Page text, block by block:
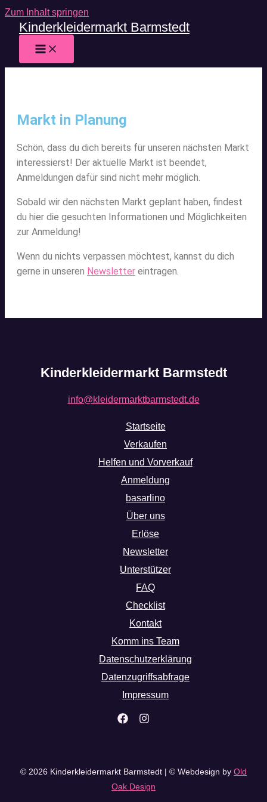
Zum Inhalt springen
Kinderkleidermarkt Barmstedt
Markt in Planung
Schön, dass du dich bereits für unseren nächsten Markt
interessierst! Der aktuelle Markt ist beendet,
Anmeldungen dafür sind nicht mehr möglich.
Sobald wir den nächsten Markt geplant haben, findest
du hier die gesuchten Informationen und Möglichkeiten
zur Anmeldung!
Wenn du nichts verpassen möchtest, kannst du dich
gerne in unseren Newsletter eintragen.
Kinderkleidermarkt Barmstedt
info@kleidermarktbarmstedt.de
Startseite
Verkaufen
Helfen und Vorverkauf
Anmeldung
basarlino
Über uns
Erlöse
Newsletter
Unterstützer
FAQ
Checklist
Kontakt
Komm ins Team
Datenschutzerklärung
Datenzugriffsabfrage
Impressum
© 2026 Kinderkleidermarkt Barmstedt | © Webdesign by Old
Oak Design